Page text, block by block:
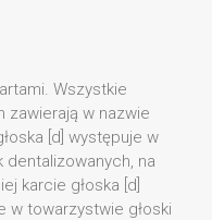
Wszystkie
zawierają w nazwie
[d] występuje w
dentalizowanych, na
karcie głoska [d]
w towarzystwie głoski